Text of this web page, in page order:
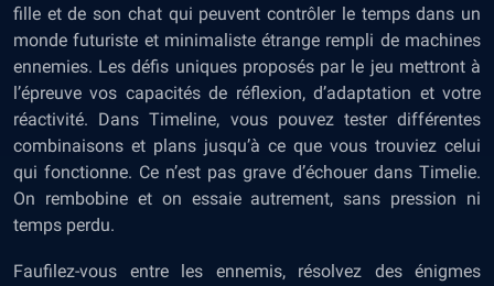
fille et de son chat qui peuvent contrôler le temps dans un
monde futuriste et minimaliste étrange rempli de machines
ennemies. Les défis uniques proposés par le jeu mettront à
l’épreuve vos capacités de réflexion, d’adaptation et votre
réactivité. Dans Timeline, vous pouvez tester différentes
combinaisons et plans jusqu’à ce que vous trouviez celui
qui fonctionne. Ce n’est pas grave d’échouer dans Timelie.
On rembobine et on essaie autrement, sans pression ni
temps perdu.
Faufilez-vous entre les ennemis, résolvez des énigmes